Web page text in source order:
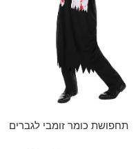
תחפושת כומר זומבי לגברים